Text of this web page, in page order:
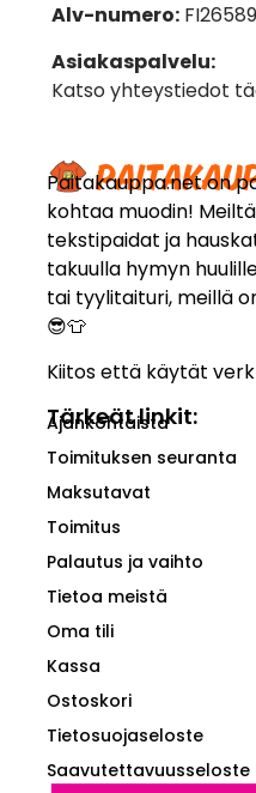
Paitakauppa.net on
kohtaa muodin!
tekstipaidat ja
takuulla hymyn
tai tyylitaituri, meillä
😎👕
Kiitos että käytät
Tärkeät linkit:
Ajankohtaista
Toimituksen seuranta
Maksutavat
Toimitus
Palautus ja vaihto
Tietoa meistä
Oma tili
Kassa
Ostoskori
Tietosuojaseloste
Saavutettavuusseloste
Alv-numero:
Asiakaspalvelu:
Katso yhteystiedot